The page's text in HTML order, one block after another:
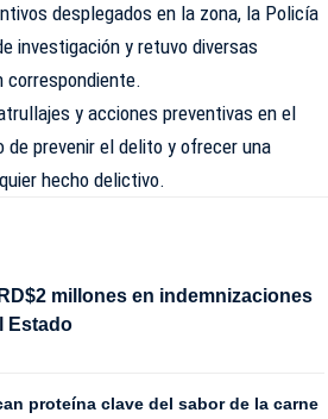
desplegados en la zona, la Policía
investigación y retuvo diversas
y acciones preventivas en el
de prevenir el delito y ofrecer una
hecho delictivo.
millones en indemnizaciones
Estado
proteína clave del sabor de la carne